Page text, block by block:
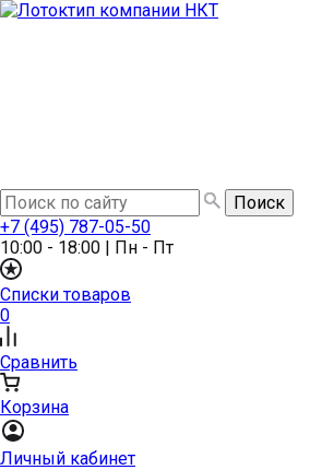
+7 (495) 787-05-50
10:00 - 18:00 | Пн - Пт
Списки товаров
0
Сравнить
Корзина
Личный кабинет